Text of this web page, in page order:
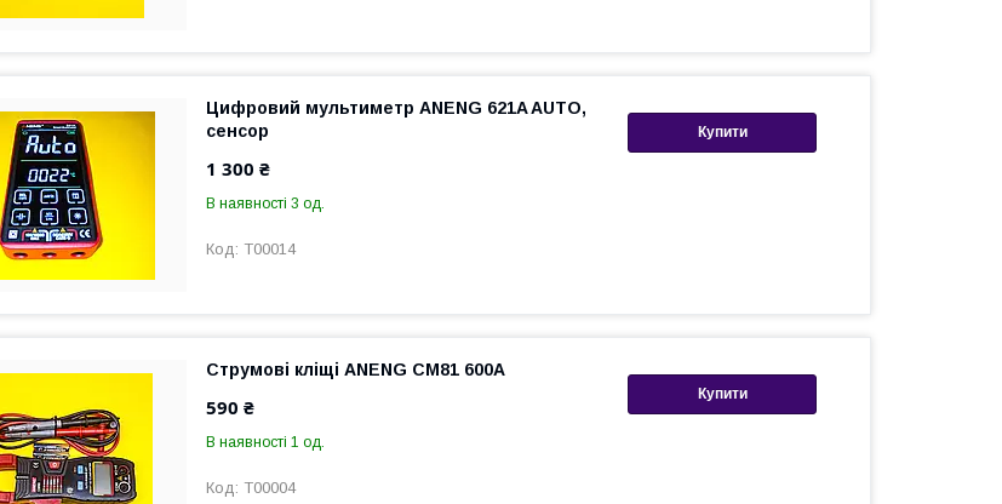
Купити
Цифровий мультиметр ANENG 621A AUTO,
сенсор
1 300 ₴
В наявності 3 од.
T00014
Купити
Струмові кліщі ANENG CM81 600A
590 ₴
В наявності 1 од.
T00004